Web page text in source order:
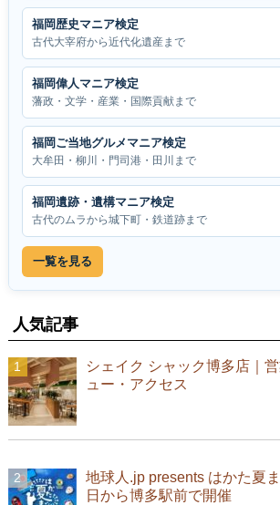
福岡歴史マニア検定
古代大宰府から近代化遺産まで
福岡偉人マニア検定
藩政・文学・産業・国際貢献まで
福岡ご当地グルメマニア検定
大牟田・柳川・門司港・田川まで
福岡遺跡・遺構マニア検定
古代のムラから城下町・鉄道跡まで
一覧を見る
人気記事
シェイク シャック博多店｜
ュー・アクセス
地球人.jp presents はかた夏
日から博多駅前で開催